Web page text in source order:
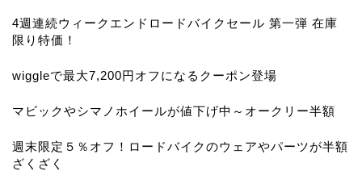
4週連続ウィークエンドロードバイクセール 第一弾 在庫
限り特価！
wiggleで最大7,200円オフになるクーポン登場
マビックやシマノホイールが値下げ中～オークリー半額
週末限定５％オフ！ロードバイクのウェアやパーツが半額
ざくざく